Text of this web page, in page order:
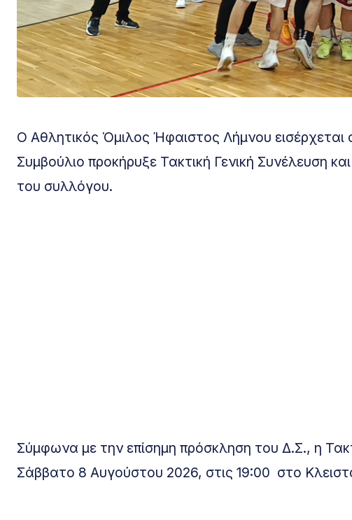
Ο Αθλητικός Όμιλος Ήφαιστος Λήμνου εισέρχεται
Συμβούλιο προκήρυξε Τακτική Γενική Συνέλευση
του συλλόγου.
Σύμφωνα με την επίσημη πρόσκληση του Δ.Σ., η
Σάββατο 8 Αυγούστου 2026, στις 19:00 στο